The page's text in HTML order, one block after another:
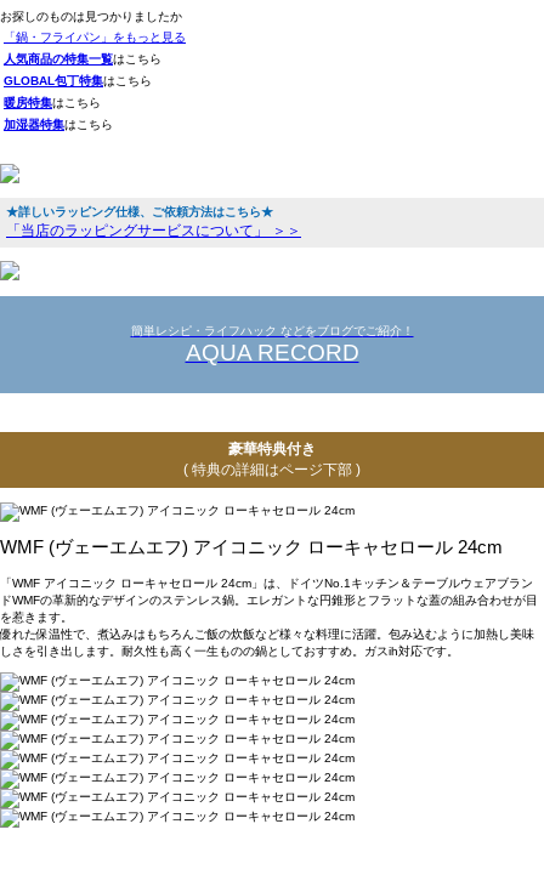
お探しのものは見つかりましたか
「鍋・フライパン」をもっと見る
人気商品の特集一覧はこちら
GLOBAL包丁特集はこちら
暖房特集はこちら
加湿器特集はこちら
★詳しいラッピング仕様、ご依頼方法はこちら★
「当店のラッピングサービスについて」 ＞＞
簡単レシピ・ライフハック などをブログでご紹介！
AQUA RECORD
豪華特典付き
( 特典の詳細はページ下部 )
WMF (ヴェーエムエフ) アイコニック ローキャセロール 24cm
「WMF アイコニック ローキャセロール 24cm」は、ドイツNo.1キッチン＆テーブルウェアブラン
ドWMFの革新的なデザインのステンレス鍋。エレガントな円錐形とフラットな蓋の組み合わせが目
を惹きます。
優れた保温性で、煮込みはもちろんご飯の炊飯など様々な料理に活躍。包み込むように加熱し美味
しさを引き出します。耐久性も高く一生ものの鍋としておすすめ。ガスih対応です。